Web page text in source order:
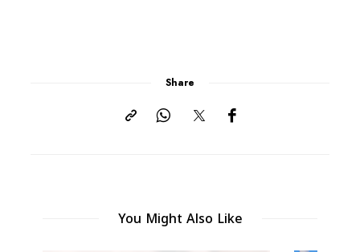
Share
You Might Also Like